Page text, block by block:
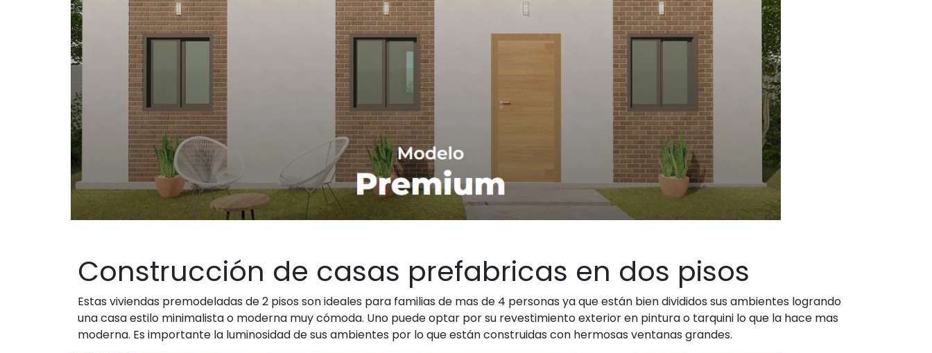
Construcción de casas prefabricas en dos pisos
Estas viviendas premodeladas de 2 pisos son ideales para familias de mas de 4 personas ya que están bien divididos sus ambientes logrando
una casa estilo minimalista o moderna muy cómoda. Uno puede optar por su revestimiento exterior en pintura o tarquini lo que la hace mas
moderna. Es importante la luminosidad de sus ambientes por lo que están construidas con hermosas ventanas grandes.